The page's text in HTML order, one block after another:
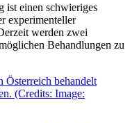
ist einen schwieriges
experimenteller
werden zwei
Behandlungen zu